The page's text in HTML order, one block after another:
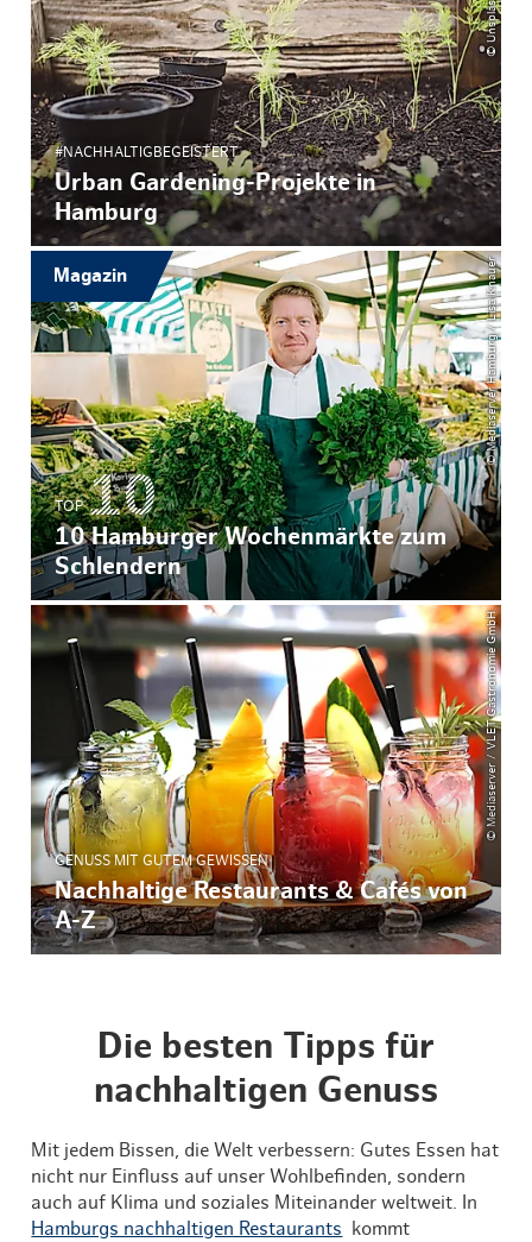
#NACHHALTIGBEGEISTERT
Urban Gardening-Projekte in
Hamburg
© Mediaserver Hamburg / Lisa Knauer
TOP
10 Hamburger Wochenmärkte zum
Schlendern
Magazin
© Mediaserver / VLET Gastronomie GmbH
GENUSS MIT GUTEM GEWISSEN
Nachhaltige Restaurants & Cafés von
A-Z
Die besten Tipps für
nachhaltigen Genuss
Mit jedem Bissen, die Welt verbessern: Gutes Essen hat
nicht nur Einfluss auf unser Wohlbefinden, sondern
auch auf Klima und soziales Miteinander weltweit. In
Hamburgs nachhaltigen Restaurants kommt